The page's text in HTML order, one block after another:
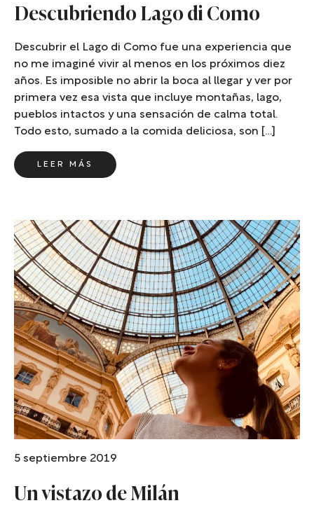
Descubriendo Lago di Como
Descubrir el Lago di Como fue una experiencia que
no me imaginé vivir al menos en los próximos diez
años. Es imposible no abrir la boca al llegar y ver por
primera vez esa vista que incluye montañas, lago,
pueblos intactos y una sensación de calma total.
Todo esto, sumado a la comida deliciosa, son […]
LEER MÁS
5 septiembre 2019
Un vistazo de Milán